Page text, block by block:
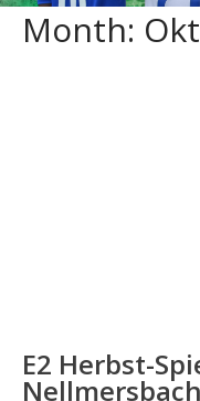
Month:
E2 Herbst-
Nellmersbach